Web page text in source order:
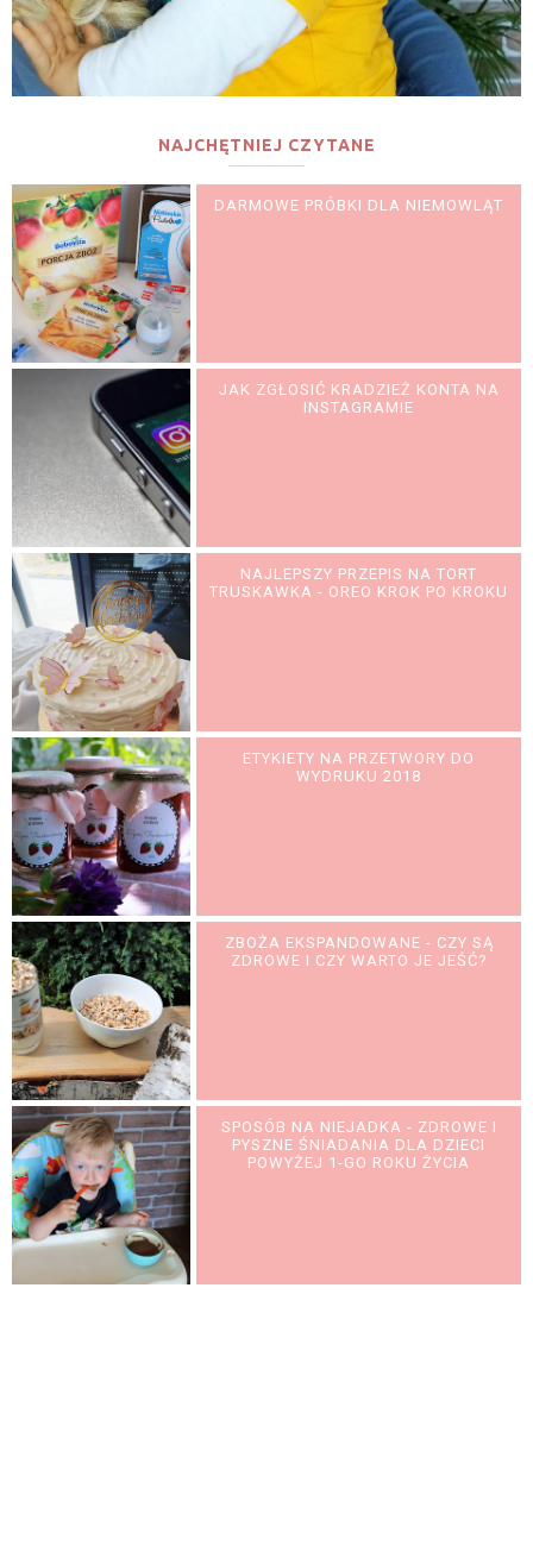
NAJCHĘTNIEJ CZYTANE
DARMOWE PRÓBKI DLA NIEMOWLĄT
JAK ZGŁOSIĆ KRADZIEŻ KONTA NA
INSTAGRAMIE
NAJLEPSZY PRZEPIS NA TORT
TRUSKAWKA - OREO KROK PO KROKU
ETYKIETY NA PRZETWORY DO
WYDRUKU 2018
ZBOŻA EKSPANDOWANE - CZY SĄ
ZDROWE I CZY WARTO JE JEŚĆ?
SPOSÓB NA NIEJADKA - ZDROWE I
PYSZNE ŚNIADANIA DLA DZIECI
POWYŻEJ 1-GO ROKU ŻYCIA